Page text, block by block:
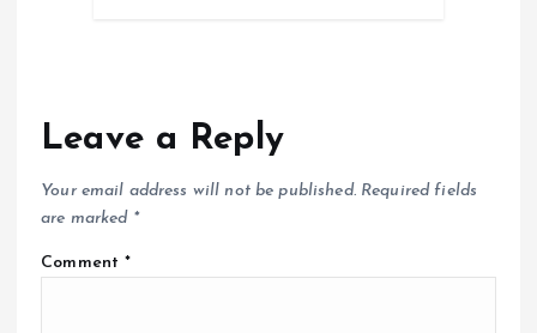
Leave a Reply
Your email address will not be published. Required fields
are marked *
Comment*